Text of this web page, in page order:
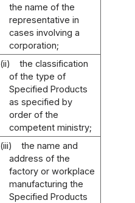
the name of the
representative in
cases involving a
corporation;
(ii)
the classification
of the type of
Specified Products
as specified by
order of the
competent ministry;
(iii)
the name and
address of the
factory or workplace
manufacturing the
Specified Products